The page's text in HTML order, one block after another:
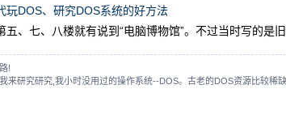
玩DOS、研究DOS系统的好方法
五、七、八楼就有说到“电脑博物馆”。不过当时写的是旧
!
来研究研究,我小时没用过的操作系统--DOS。古老的DOS资源比较稀